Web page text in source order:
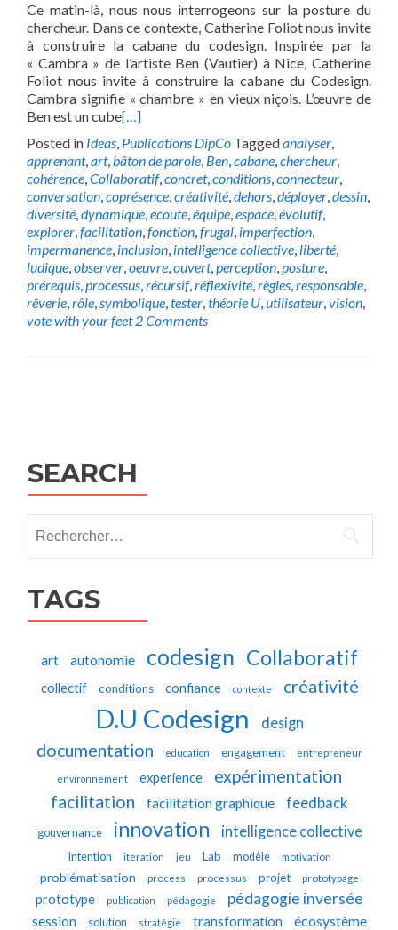
Ce matin-là, nous nous interrogeons sur la posture du
chercheur. Dans ce contexte, Catherine Foliot nous invite
à construire la cabane du codesign. Inspirée par la
« Cambra » de l’artiste Ben (Vautier) à Nice, Catherine
Foliot nous invite à construire la cabane du Codesign.
Cambra signifie « chambre » en vieux niçois. L’œuvre de
Ben est un cube[…]
Posted in Ideas, Publications DipCo Taggedanalyser,
apprenant,art,bâton de parole, Ben,cabane,chercheur,
cohérence,Collaboratif,concret,conditions,connecteur,
conversation,coprésence,créativité,dehors,déployer,dessin,
diversité,dynamique,ecoute,équipe,espace,évolutif,
explorer,facilitation,fonction,frugal, imperfection,
impermanence, inclusion, intelligence collective, liberté,
ludique,observer,oeuvre,ouvert,perception,posture,
prérequis,processus,récursif,réflexivité,règles,responsable,
rêverie,rôle,symbolique,tester,théorie U,utilisateur,vision,
vote with your feet 2 Comments
SEARCH
TAGS
art autonomie codesign Collaboratif
collectif conditions confiance contexte créativité
D.U Codesign design
documentation education engagement entrepreneur
environnement experience
expérimentation
facilitation
facilitation graphique feedback
gouvernance innovation intelligence collective
intention itération jeu Lab modèle motivation
problématisation process processus projet prototypage
prototype publication pédagogie pédagogie inversée
session solution stratégie transformation écosystème